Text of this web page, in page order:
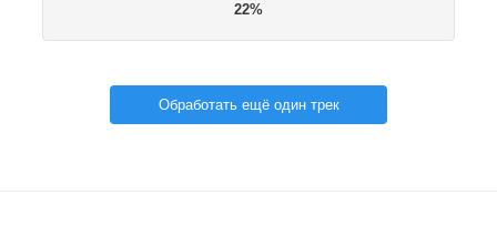
22%
Обработать ещё один трек